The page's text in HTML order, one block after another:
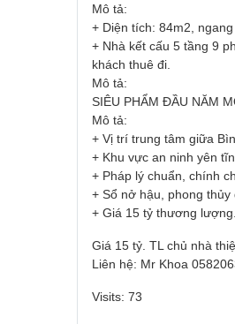
Mô tả:
+ Diện tích: 84m2, ngang
+ Nhà kết cấu 5 tầng 9
khách thuê đi.
Mô tả:
SIÊU PHẨM ĐẦU NĂM
Mô tả:
+ Vị trí trung tâm giữa
+ Khu vực an ninh yên
+ Pháp lý chuẩn, chính
+ Sổ nở hậu, phong thủy
+ Giá 15 tỷ thương lượng.
Giá 15 tỷ. TL chủ nhà
Liên hệ: Mr Khoa
Visits: 73